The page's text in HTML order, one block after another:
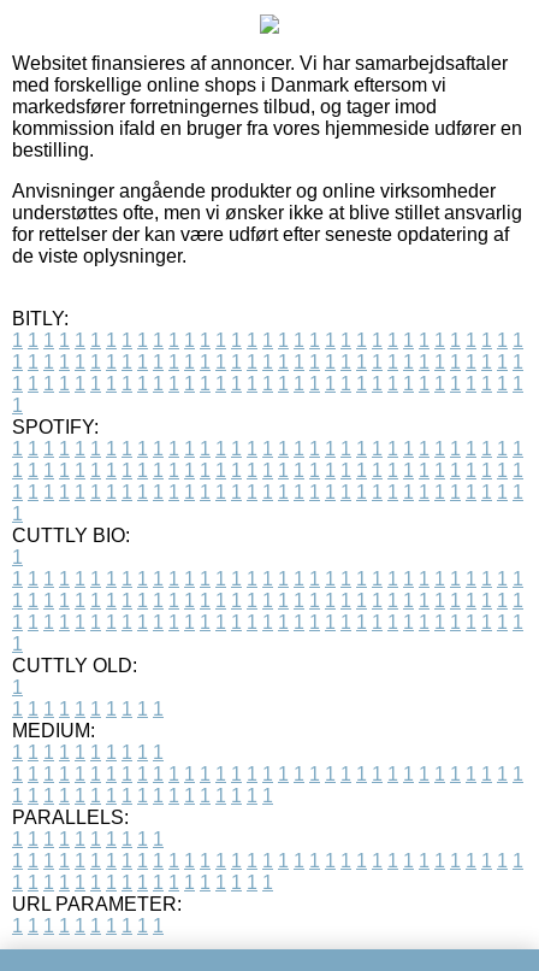
Websitet finansieres af annoncer. Vi har samarbejdsaftaler
med forskellige online shops i Danmark eftersom vi
markedsfører forretningernes tilbud, og tager imod
kommission ifald en bruger fra vores hjemmeside udfører en
bestilling.
Anvisninger angående produkter og online virksomheder
understøttes ofte, men vi ønsker ikke at blive stillet ansvarlig
for rettelser der kan være udført efter seneste opdatering af
de viste oplysninger.
BITLY:
1 1 1 1 1 1 1 1 1 1 1 1 1 1 1 1 1 1 1 1 1 1 1 1 1 1 1 1 1 1 1 1 1
1 1 1 1 1 1 1 1 1 1 1 1 1 1 1 1 1 1 1 1 1 1 1 1 1 1 1 1 1 1 1 1 1
1 1 1 1 1 1 1 1 1 1 1 1 1 1 1 1 1 1 1 1 1 1 1 1 1 1 1 1 1 1 1 1 1
1
SPOTIFY:
1 1 1 1 1 1 1 1 1 1 1 1 1 1 1 1 1 1 1 1 1 1 1 1 1 1 1 1 1 1 1 1 1
1 1 1 1 1 1 1 1 1 1 1 1 1 1 1 1 1 1 1 1 1 1 1 1 1 1 1 1 1 1 1 1 1
1 1 1 1 1 1 1 1 1 1 1 1 1 1 1 1 1 1 1 1 1 1 1 1 1 1 1 1 1 1 1 1 1
1
CUTTLY BIO:
1
1 1 1 1 1 1 1 1 1 1 1 1 1 1 1 1 1 1 1 1 1 1 1 1 1 1 1 1 1 1 1 1 1
1 1 1 1 1 1 1 1 1 1 1 1 1 1 1 1 1 1 1 1 1 1 1 1 1 1 1 1 1 1 1 1 1
1 1 1 1 1 1 1 1 1 1 1 1 1 1 1 1 1 1 1 1 1 1 1 1 1 1 1 1 1 1 1 1 1
1
CUTTLY OLD:
1
1 1 1 1 1 1 1 1 1 1
MEDIUM:
1 1 1 1 1 1 1 1 1 1
1 1 1 1 1 1 1 1 1 1 1 1 1 1 1 1 1 1 1 1 1 1 1 1 1 1 1 1 1 1 1 1 1
1 1 1 1 1 1 1 1 1 1 1 1 1 1 1 1 1
PARALLELS:
1 1 1 1 1 1 1 1 1 1
1 1 1 1 1 1 1 1 1 1 1 1 1 1 1 1 1 1 1 1 1 1 1 1 1 1 1 1 1 1 1 1 1
1 1 1 1 1 1 1 1 1 1 1 1 1 1 1 1 1
URL PARAMETER:
1 1 1 1 1 1 1 1 1 1